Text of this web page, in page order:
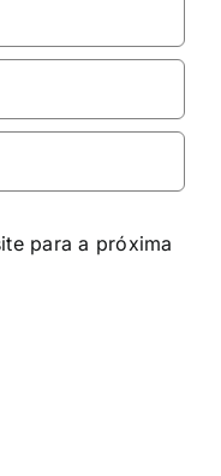
para a próxima